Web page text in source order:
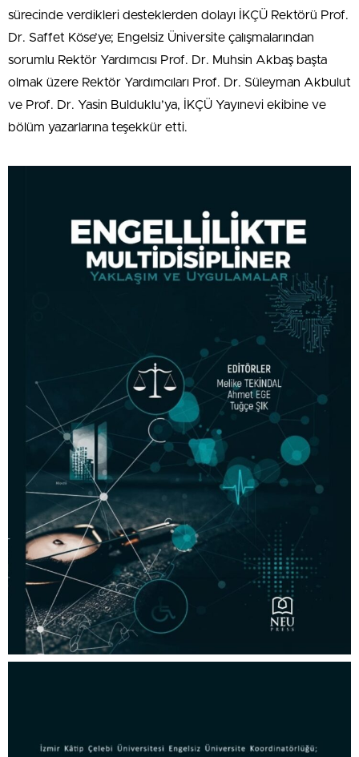
sürecinde verdikleri desteklerden dolayı İKÇÜ Rektörü Prof.
Dr. Saffet Köse’ye; Engelsiz Üniversite çalışmalarından
sorumlu Rektör Yardımcısı Prof. Dr. Muhsin Akbaş başta
olmak üzere Rektör Yardımcıları Prof. Dr. Süleyman Akbulut
ve Prof. Dr. Yasin Bulduklu’ya, İKÇÜ Yayınevi ekibine ve
bölüm yazarlarına teşekkür etti.